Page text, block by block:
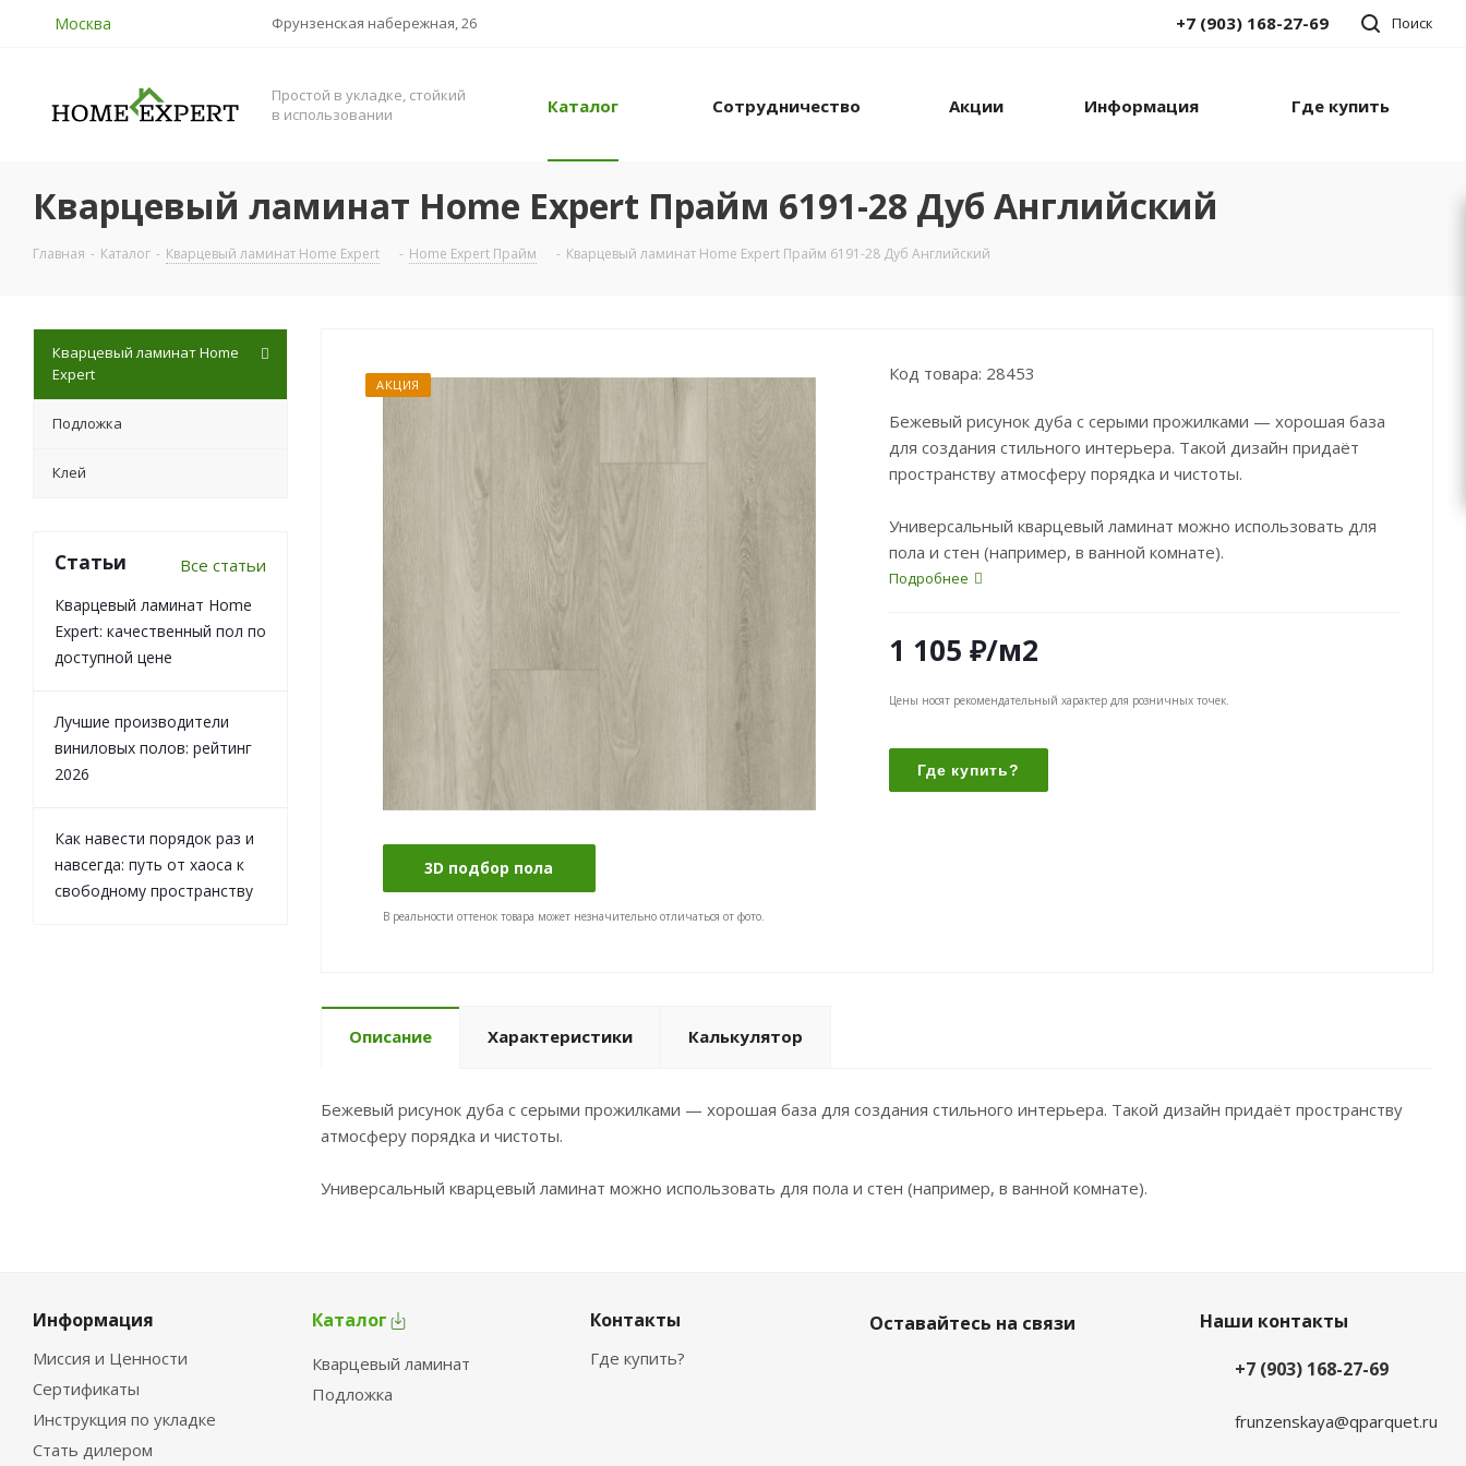
Москва Фрунзенская набережная, 26 Поиск
+7 (903) 168-27-69
Простой в укладке, стойкий
в использовании
Каталог Сотрудничество Акции Информация Где купить
Кварцевый ламинат Home Expert Прайм 6191-28 Дуб Английский
Главная - Каталог - Кварцевый ламинат Home Expert - Home Expert Прайм - Кварцевый ламинат Home Expert Прайм 6191-28 Дуб Английский
АКЦИЯ
3D подбор пола
В реальности оттенок товара может незначительно отличаться от фото.
Код товара: 28453
Бежевый рисунок дуба с серыми прожилками — хорошая база
для создания стильного интерьера. Такой дизайн придаёт
пространству атмосферу порядка и чистоты.
Универсальный кварцевый ламинат можно использовать для
пола и стен (например, в ванной комнате).
Подробнее
1 105 ₽/м2
Цены носят рекомендательный характер для розничных точек.
Где купить?
Описание Характеристики Калькулятор
Бежевый рисунок дуба с серыми прожилками — хорошая база для создания стильного интерьера. Такой дизайн придаёт пространству
атмосферу порядка и чистоты.
Универсальный кварцевый ламинат можно использовать для пола и стен (например, в ванной комнате).
Кварцевый ламинат Home
Expert
Подложка
Клей
Статьи Все статьи
Кварцевый ламинат Home
Expert: качественный пол по
доступной цене
Лучшие производители
виниловых полов: рейтинг
2026
Как навести порядок раз и
навсегда: путь от хаоса к
свободному пространству
Информация
Миссия и Ценности
Сертификаты
Инструкция по укладке
Стать дилером
Каталог
Кварцевый ламинат
Подложка
Контакты
Где купить?
Оставайтесь на связи
Наши контакты
+7 (903) 168-27-69
frunzenskaya@qparquet.ru